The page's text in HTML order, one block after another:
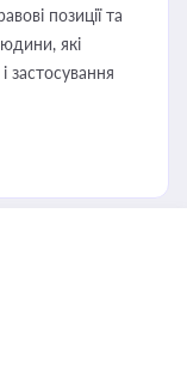
позиції та
які
застосування